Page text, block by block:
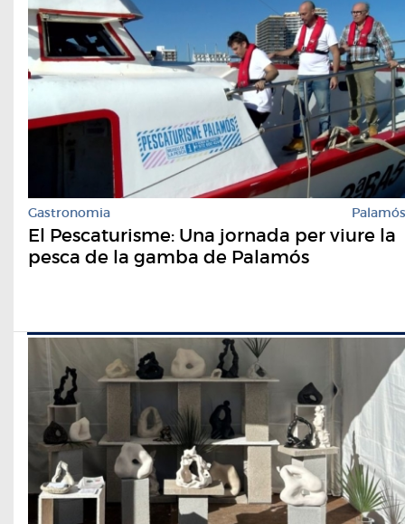
Gastronomia Palamós
El Pescaturisme: Una jornada per viure la
pesca de la gamba de Palamós